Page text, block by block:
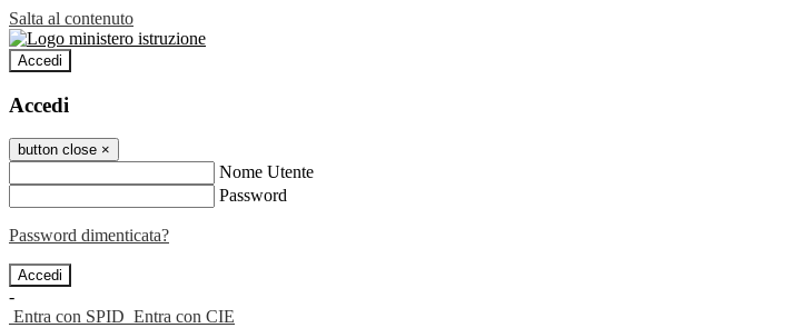
Salta al contenuto
Accedi
Accedi
button close ×
Nome Utente
Password
Password dimenticata?
-
Entra con SPID Entra con CIE